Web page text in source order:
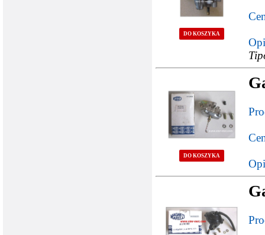
DO KOSZYKA
DO KOSZYKA